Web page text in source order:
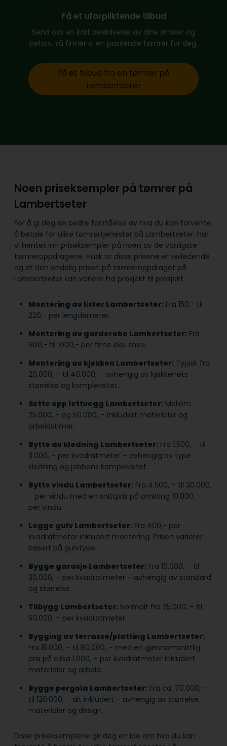
Få et uforpliktende tilbud
Send oss en kort beskrivelse av dine ønsker og
behov, så finner vi en passende tømrer for deg.
Få et tilbud fra en tømrer på
Lambertseter
Noen priseksempler på tømrer på
Lambertseter
For å gi deg en bedre forståelse av hva du kan forvente
å betale for ulike tømrertjenester på Lambertseter, har
vi hentet inn priseksempler på noen av de vanligste
tømreroppdragene. Husk at disse prisene er veiledende
og at den endelig prisen på tømreroppdraget på
Lambertseter kan variere fra prosjekt til prosjekt:
Montering av lister Lambertseter: Fra 150,- til
220,- per lengdemeter.
Montering av garderobe Lambertseter: Fra
600,- til 1000,- per time eks. mva.
Montering av kjøkken Lambertseter: Typisk fra
20.000, – til 40.000, – avhengig av kjøkkenets
størrelse og kompleksitet.
Sette opp lettvegg Lambertseter: Mellom
25.000, – og 50.000, – inkludert materialer og
arbeidstimer.
Bytte av kledning Lambertseter: Fra 1.500, – til
3.000, – per kvadratmeter – avhengig av type
kledning og jobbens kompleksitet.
Bytte vindu Lambertseter: Fra 4.500, – til 30.000,
– per vindu med en snittpris på omkring 10.000, –
per vindu.
Legge gulv Lambertseter: Fra 400,- per
kvadratmeter inkludert montering. Prisen varierer
basert på gulvtype.
Bygge garasje Lambertseter: Fra 10.000, – til
30.000, – per kvadratmeter – avhengig av standard
og størrelse.
Tilbygg Lambertseter: Normalt fra 25.000, – til
50.000, – per kvadratmeter.
Bygging av terrasse/platting Lambertseter:
Fra 15.000, – til 80.000, – med en gjennomsnittlig
pris på cirka 1.000, – per kvadratmeter inkludert
materialer og arbeid.
Bygge pergola Lambertseter: Fra ca. 70.000, –
til 120.000, – alt inkludert – avhengig av størrelse,
materialer og design.
Disse priseksemplene gir deg en ide om hva du kan